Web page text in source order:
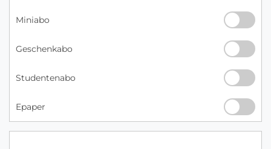
Miniabo
Geschenkabo
Studentenabo
Epaper